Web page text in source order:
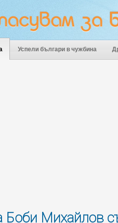
Успели българи в чужбина
Боби Михайлов